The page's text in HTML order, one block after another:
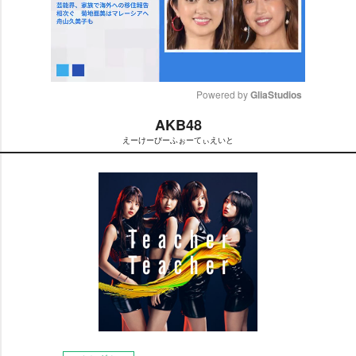
t
e
Powered by GliaStudios
AKB48
えーけーびーふぉーてぃえいと